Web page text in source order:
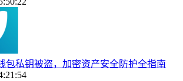
包私钥被盗，加密资产安全防护全指南